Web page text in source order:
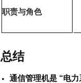
职责与角色
总结
通信管理机是 “电